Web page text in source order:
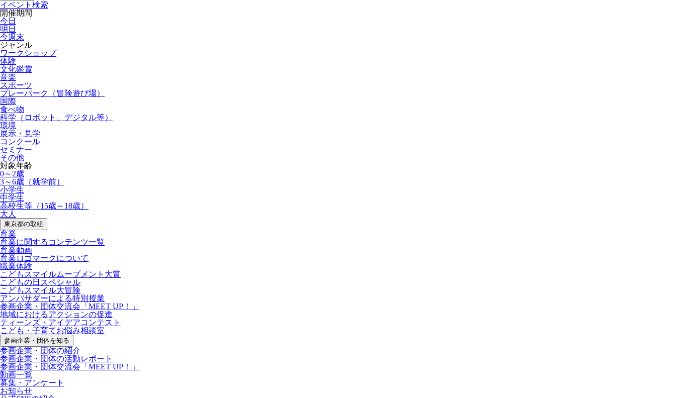
イベント検索
開催期間
今日
明日
今週末
ジャンル
ワークショップ
体験
文化鑑賞
音楽
スポーツ
プレーパーク（冒険遊び場）
国際
食べ物
科学（ロボット、デジタル等）
環境
展示・見学
コンクール
セミナー
その他
対象年齢
0～2歳
3～6歳（就学前）
小学生
中学生
高校生等（15歳～18歳）
大人
東京都の取組
育業
育業に関するコンテンツ一覧
育業動画
育業ロゴマークについて
職業体験
こどもスマイルムーブメント大賞
こどもの日スペシャル
こどもスマイル大冒険
アンバサダーによる特別授業
参画企業・団体交流会「MEET UP！」
地域におけるアクションの促進
ティーンズ・アイデアコンテスト
こども・子育てお悩み相談室
参画企業・団体を知る
参画企業・団体の紹介
参画企業・団体の活動レポート
参画企業・団体交流会「MEET UP！」
動画一覧
募集・アンケート
お知らせ